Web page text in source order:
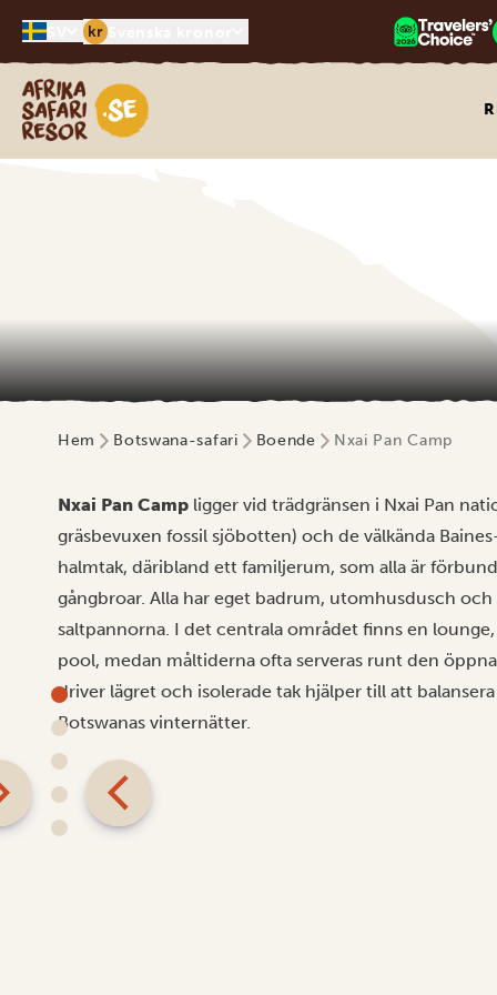
kr
Safari-resor i Afrika
Hem Botswana-safari Boende Nxai Pan Camp
Nxai Pan Camp ligger vid trädgränsen i Nxai Pan
gräsbevuxen fossil sjöbotten) och de välkända
halmtak, däribland ett familjerum, som alla är
gångbroar. Alla har eget badrum, utomhusdusch
saltpannorna. I det centrala området finns en
pool, medan måltiderna ofta serveras runt den
driver lägret och isolerade tak hjälper till att
Botswanas vinternätter.